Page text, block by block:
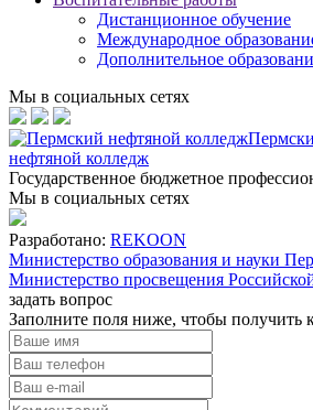
Дистанционное обучение
Международное
Дополнительное
Мы в социальных сетях
нефтяной колледж
Государственное бюджетное
Мы в социальных сетях
Разработано: REKOON
Министерство образования и науки
Министерство просвещения
задать вопрос
Заполните поля ниже, чтобы получить